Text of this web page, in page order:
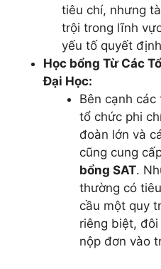
tiêu chí, nhưng
trội trong lĩnh
yếu tố quyết
Học bổng Từ Các
Đại Học:
Bên cạnh
tổ chức phi
đoàn lớn và
cũng cung
bổng SAT.
thường có
cầu một quy
riêng biệt,
nộp đơn vào